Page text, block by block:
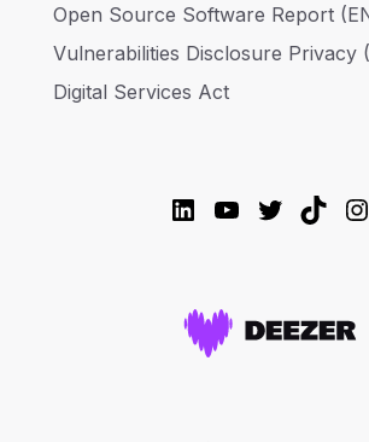
Open Source Software Report
Vulnerabilities Disclosure Privacy
Digital Services Act
LinkedIn
YouTube
Twitter
TikTok